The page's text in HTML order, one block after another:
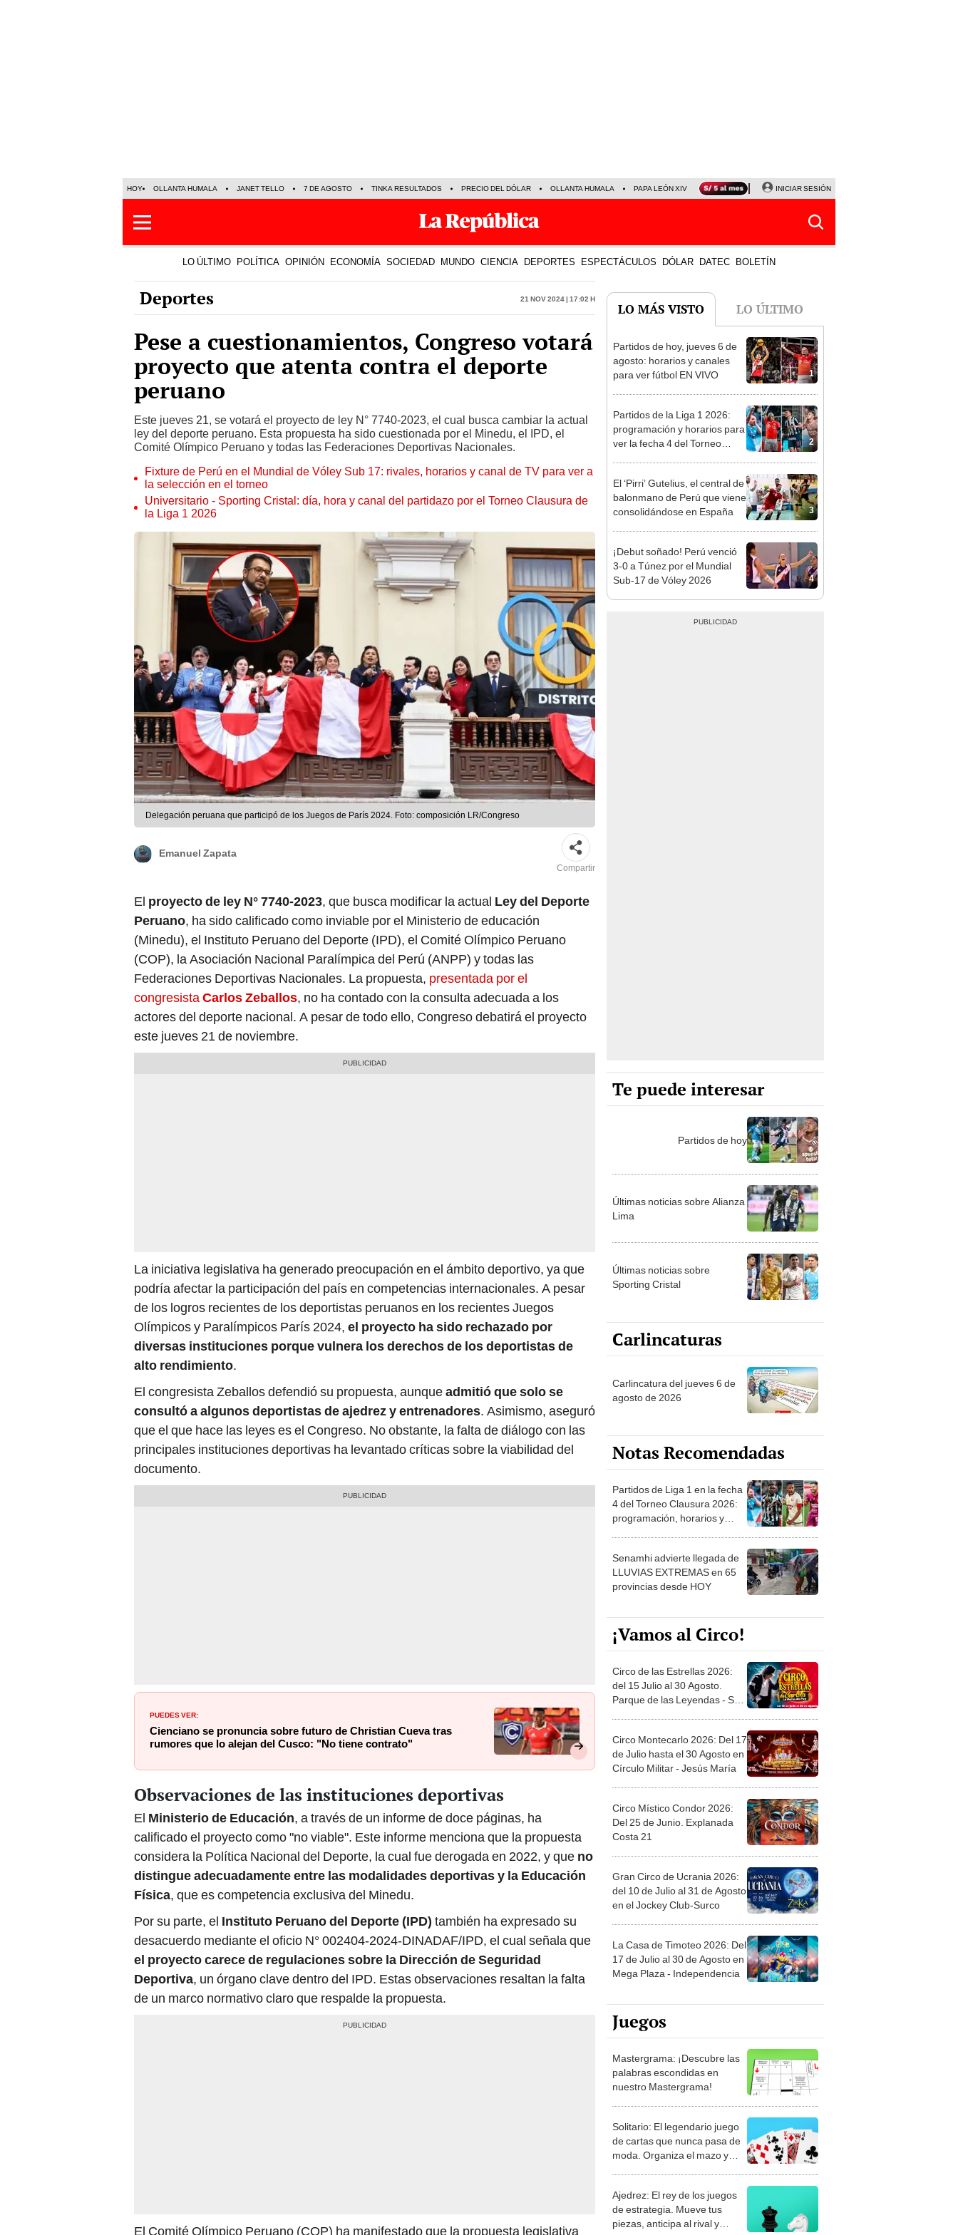
HOY OLLANTA HUMALA JANET TELLO 7 DE AGOSTO TINKA RESULTADOS PRECIO DEL DÓLAR OLLANTA HUMALA PAPA LEÓN XIV NALDY SALDAÑA LA BELLA LUZ
INICIAR SESIÓN
LO ÚLTIMO POLÍTICA OPINIÓN ECONOMÍA SOCIEDAD MUNDO CIENCIA DEPORTES ESPECTÁCULOS DÓLAR DATEC BOLETÍN
Deportes 21 Nov 2024 | 17:02 h
Pese a cuestionamientos, Congreso votará
proyecto que atenta contra el deporte
peruano
Este jueves 21, se votará el proyecto de ley N° 7740-2023, el cual busca cambiar la actual
ley del deporte peruano. Esta propuesta ha sido cuestionada por el Minedu, el IPD, el
Comité Olímpico Peruano y todas las Federaciones Deportivas Nacionales.
Fixture de Perú en el Mundial de Vóley Sub 17: rivales, horarios y canal de TV para ver a
la selección en el torneo
Universitario - Sporting Cristal: día, hora y canal del partidazo por el Torneo Clausura de
la Liga 1 2026
Delegación peruana que participó de los Juegos de París 2024. Foto: composición LR/Congreso
Emanuel Zapata
Compartir
El proyecto de ley N° 7740-2023, que busca modificar la actual Ley del Deporte
Peruano, ha sido calificado como inviable por el Ministerio de educación
(Minedu), el Instituto Peruano del Deporte (IPD), el Comité Olímpico Peruano
(COP), la Asociación Nacional Paralímpica del Perú (ANPP) y todas las
Federaciones Deportivas Nacionales. La propuesta, presentada por el
congresistaCarlos Zeballos, no ha contado con la consulta adecuada a los
actores del deporte nacional. A pesar de todo ello, Congreso debatirá el proyecto
este jueves 21 de noviembre.
La iniciativa legislativa ha generado preocupación en el ámbito deportivo, ya que
podría afectar la participación del país en competencias internacionales. A pesar
de los logros recientes de los deportistas peruanos en los recientes Juegos
Olímpicos y Paralímpicos París 2024, el proyecto ha sido rechazado por
diversas instituciones porque vulnera los derechos de los deportistas de
alto rendimiento.
El congresista Zeballos defendió su propuesta, aunqueadmitió que solo se
consultó a algunos deportistas de ajedrez y entrenadores. Asimismo, aseguró
que el que hace las leyes es el Congreso. No obstante, la falta de diálogo con las
principales instituciones deportivas ha levantado críticas sobre la viabilidad del
documento.
PUEDES VER:
Cienciano se pronuncia sobre futuro de Christian Cueva tras
rumores que lo alejan del Cusco: "No tiene contrato"
Observaciones de las instituciones deportivas
El Ministerio de Educación, a través de un informe de doce páginas, ha
calificado el proyecto como "no viable". Este informe menciona que la propuesta
considera la Política Nacional del Deporte, la cual fue derogada en 2022, y que no
distingue adecuadamente entre las modalidades deportivas y la Educación
Física, que es competencia exclusiva del Minedu.
Por su parte, el Instituto Peruano del Deporte (IPD) también ha expresado su
desacuerdo mediante el oficio N° 002404-2024-DINADAF/IPD, el cual señala que
el proyecto carece de regulaciones sobre la Dirección de Seguridad
Deportiva, un órgano clave dentro del IPD. Estas observaciones resaltan la falta
de un marco normativo claro que respalde la propuesta.
El Comité Olímpico Peruano (COP) ha manifestado que la propuesta legislativa
LO MÁS VISTO LO ÚLTIMO
1
Partidos de hoy, jueves 6 de
agosto: horarios y canales
para ver fútbol EN VIVO
2
Partidos de la Liga 1 2026:
programación y horarios para
ver la fecha 4 del Torneo
3
El ‘Pirri’ Gutelius, el central de
balonmano de Perú que viene
consolidándose en España
4
¡Debut soñado! Perú venció
3-0 a Túnez por el Mundial
Sub-17 de Vóley 2026
Te puede interesar
Partidos de hoy
Últimas noticias sobre Alianza
Lima
Últimas noticias sobre
Sporting Cristal
Carlincaturas
Carlincatura del jueves 6 de
agosto de 2026
Notas Recomendadas
Partidos de Liga 1 en la fecha
4 del Torneo Clausura 2026:
programación, horarios y
Senamhi advierte llegada de
LLUVIAS EXTREMAS en 65
provincias desde HOY
¡Vamos al Circo!
Circo de las Estrellas 2026:
del 15 Julio al 30 Agosto.
Parque de las Leyendas - San
Circo Montecarlo 2026: Del 17
de Julio hasta el 30 Agosto en
Círculo Militar - Jesús María
Circo Místico Condor 2026:
Del 25 de Junio. Explanada
Costa 21
Gran Circo de Ucrania 2026:
del 10 de Julio al 31 de Agosto
en el Jockey Club-Surco
La Casa de Timoteo 2026: Del
17 de Julio al 30 de Agosto en
Mega Plaza - Independencia
Juegos
Mastergrama: ¡Descubre las
palabras escondidas en
nuestro Mastergrama!
Solitario: El legendario juego
de cartas que nunca pasa de
moda. Organiza el mazo y
Ajedrez: El rey de los juegos
de estrategia. Mueve tus
piezas, anticipa al rival y